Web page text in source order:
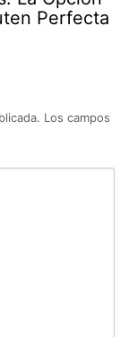
Perfecta
Los campos